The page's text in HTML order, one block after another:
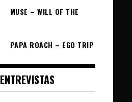
MUSE – WILL OF THE
PAPA ROACH – EGO TRIP
ENTREVISTAS